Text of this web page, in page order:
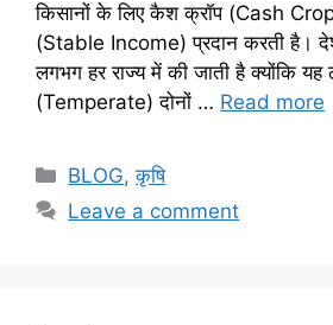
किसानों के लिए कैश क्रॉप (Cash
(Stable Income) प्रदान करती है।
लगभग हर राज्य में की जाती है क्योंकि
(Temperate) दोनों … Read more
BLOG,कृषि
Leave a comment